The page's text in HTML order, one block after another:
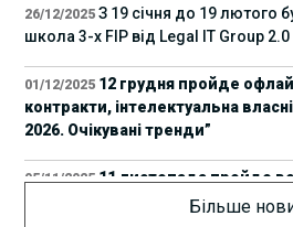
26/12/2025 З 19 січня до 19 лютого
школа 3-х FIP від Legal IT Group 2.0
01/12/2025 12 грудня пройде
контракти, інтелектуальна
2026. Очікувані тренди”
05/11/2025 11 листопада пройде
прайвесі, IP та комплаєнс
Більше